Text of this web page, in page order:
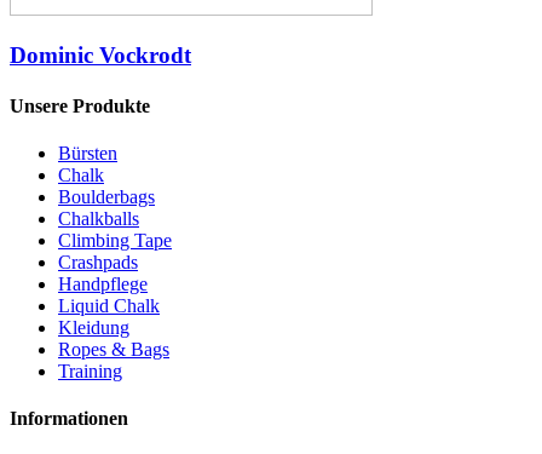
Dominic Vockrodt
Unsere Produkte
Bürsten
Chalk
Boulderbags
Chalkballs
Climbing Tape
Crashpads
Handpflege
Liquid Chalk
Kleidung
Ropes & Bags
Training
Informationen